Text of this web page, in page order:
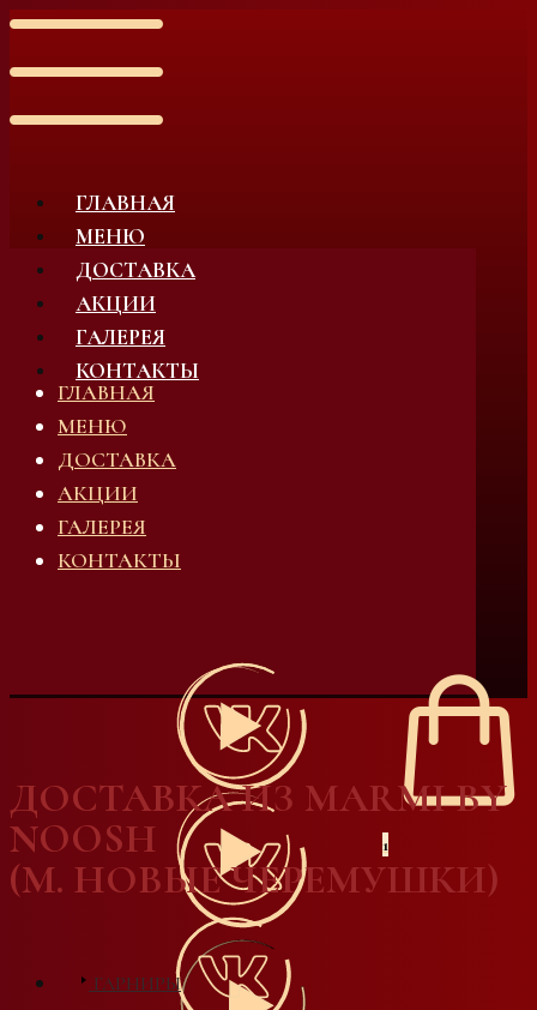
ГЛАВНАЯ
МЕНЮ
ДОСТАВКА
АКЦИИ
ГАЛЕРЕЯ
КОНТАКТЫ
ГЛАВНАЯ
МЕНЮ
ДОСТАВКА
АКЦИИ
ГАЛЕРЕЯ
КОНТАКТЫ
1
ДОСТАВКА ИЗ MARMI BY
NOOSH
(М. НОВЫЕ ЧЕРЕМУШКИ)
ГАРНИРЫ